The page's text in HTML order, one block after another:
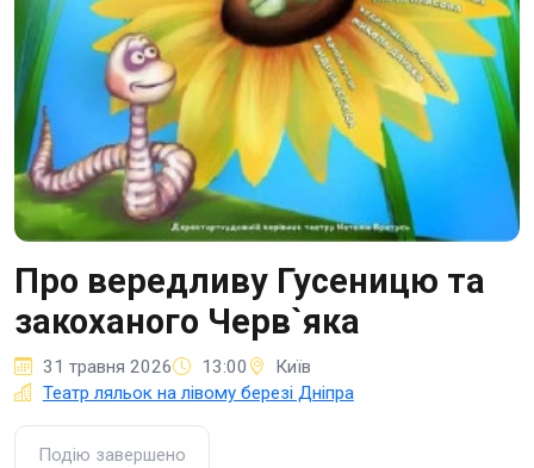
Про вередливу Гусеницю та
закоханого Черв`яка
31 травня 2026 13:00
Київ
Театр ляльок на лівому березі Дніпра
Подію завершено